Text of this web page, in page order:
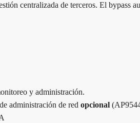
centralizada de terceros. El bypass
y administración.
administración de red opcional